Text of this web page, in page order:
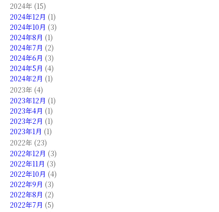
2024年 (15)
2024年12月 (1)
2024年10月 (3)
2024年8月 (1)
2024年7月 (2)
2024年6月 (3)
2024年5月 (4)
2024年2月 (1)
2023年 (4)
2023年12月 (1)
2023年4月 (1)
2023年2月 (1)
2023年1月 (1)
2022年 (23)
2022年12月 (3)
2022年11月 (3)
2022年10月 (4)
2022年9月 (3)
2022年8月 (2)
2022年7月 (5)